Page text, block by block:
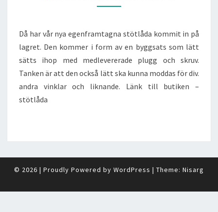
I
!
Då har vår nya egenframtagna stötlåda kommit in på
lagret. Den kommer i form av en byggsats som lätt
sätts ihop med medlevererade plugg och skruv.
Tanken är att den också lätt ska kunna moddas för div.
andra vinklar och liknande. Länk till butiken –
stötlåda
© 2026 | Proudly Powered by WordPress | Theme: Nisarg